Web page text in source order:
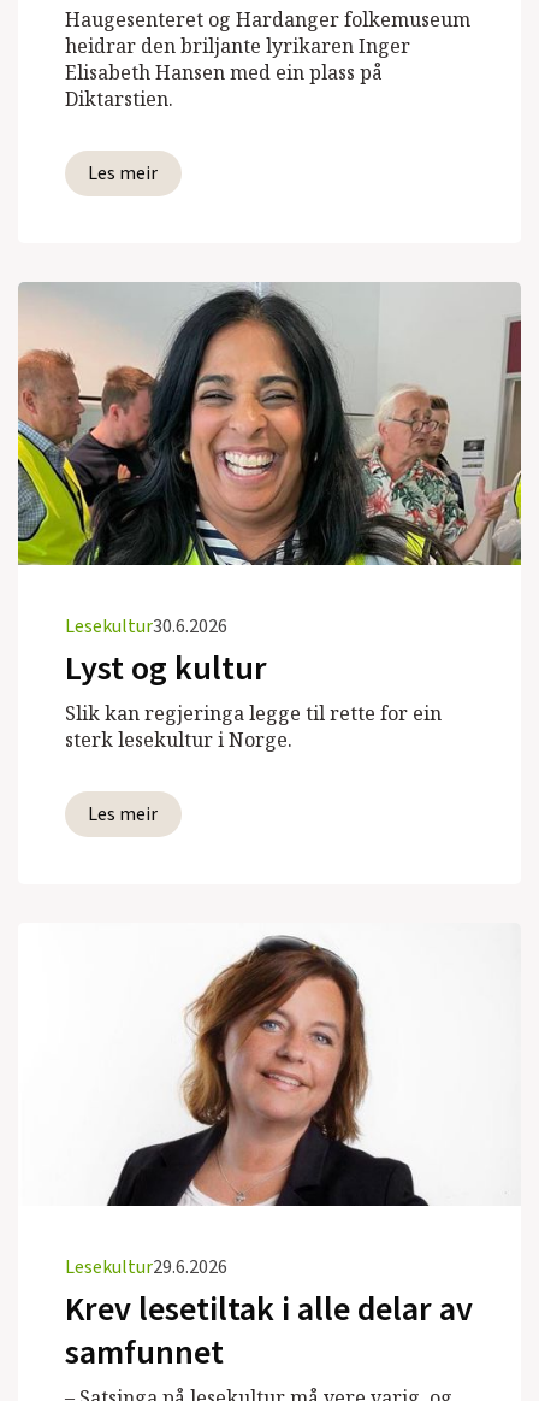
Haugesenteret og Hardanger folkemuseum
heidrar den briljante lyrikaren Inger
Elisabeth Hansen med ein plass på
Diktarstien.
Les meir
Lesekultur30.6.2026
Lyst og kultur
Slik kan regjeringa legge til rette for ein
sterk lesekultur i Norge.
Les meir
Lesekultur29.6.2026
Krev lesetiltak i alle delar av
samfunnet